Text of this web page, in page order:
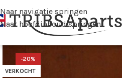
Naar navigatie springen
Naar hoofdinhoud springen
-20%
VERKOCHT